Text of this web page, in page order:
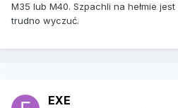
M35 lub M40. Szpachli na hełmie
trudno wyczuć.
EXE